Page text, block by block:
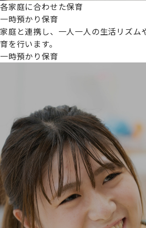
各家庭に合わせた保育
一時預かり保育
家庭と連携し、一人一人の生活リズム
育を行います。
一時預かり保育